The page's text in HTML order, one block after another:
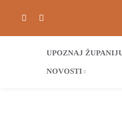
UPOZNAJ
NOVOSTI